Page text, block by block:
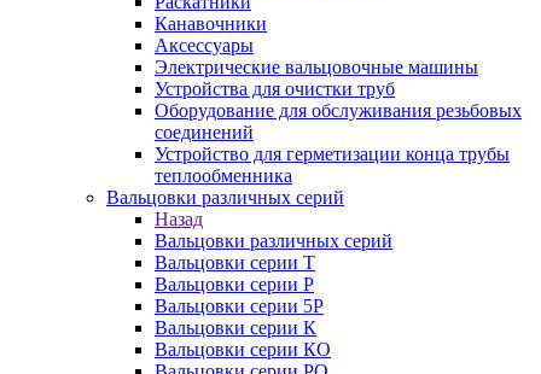
Канавочники
Аксессуары
Электрические вальцовочные машины
Устройства для очистки труб
Оборудование для обслуживания резьбовых
соединений
Устройство для герметизации конца трубы
теплообменника
Вальцовки различных серий
Назад
Вальцовки различных серий
Вальцовки серии Т
Вальцовки серии Р
Вальцовки серии 5Р
Вальцовки серии К
Вальцовки серии КО